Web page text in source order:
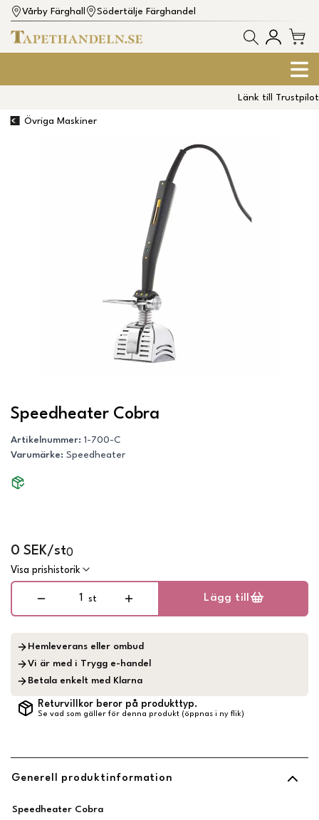
Vårby Färghall Södertälje Färghandel
Länk till Trustpilot
Övriga Maskiner
Speedheater Cobra
Artikelnummer: 1-700-C
Varumärke: Speedheater
0 SEK/st0
Visa prishistorik
st Lägg till
Hemleverans eller ombud
Vi är med i Trygg e-handel
Betala enkelt med Klarna
Returvillkor beror på produkttyp.
Se vad som gäller för denna produkt (öppnas i ny flik)
Generell produktinformation
Speedheater Cobra